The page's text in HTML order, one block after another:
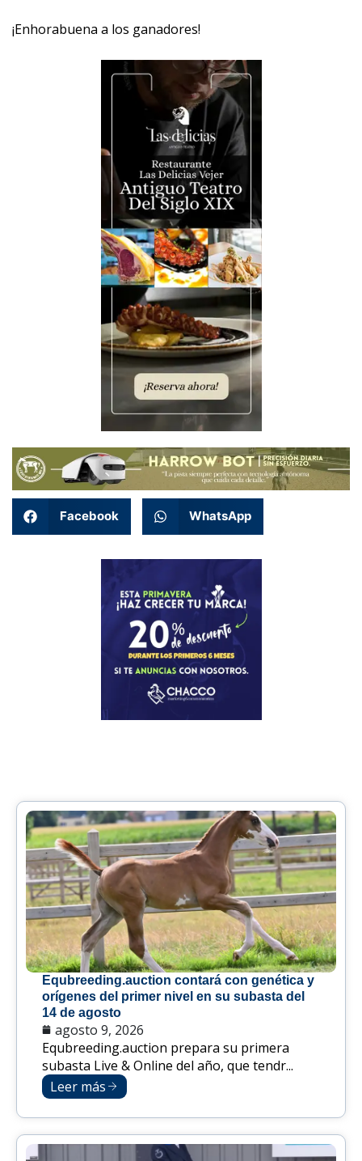
¡Enhorabuena a los ganadores!
Facebook WhatsApp
Equbreeding.auction contará con genética y
orígenes del primer nivel en su subasta del
14 de agosto
agosto 9, 2026
Equbreeding.auction prepara su primera
subasta Live & Online del año, que tendr...
Leer más